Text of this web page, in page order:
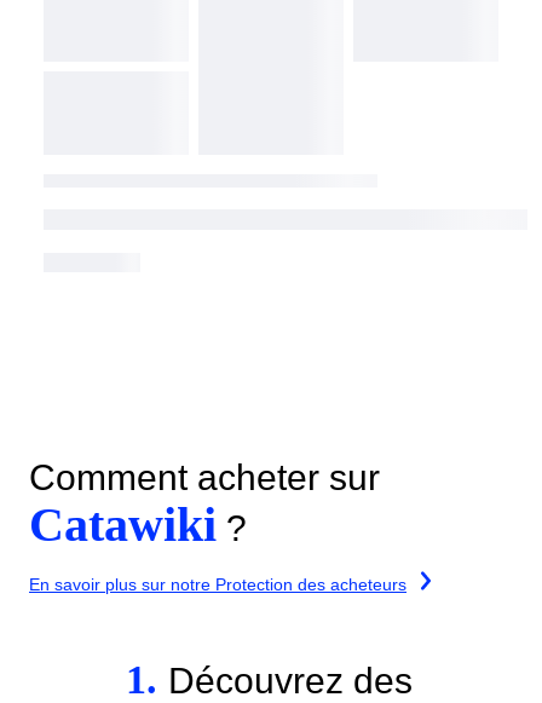
Comment acheter sur
Catawiki ?
En savoir plus sur notre Protection des acheteurs
1. Découvrez des